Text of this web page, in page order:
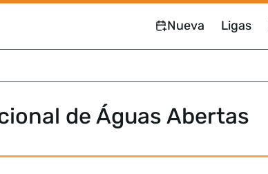
Nueva Ligas
de Águas Abertas